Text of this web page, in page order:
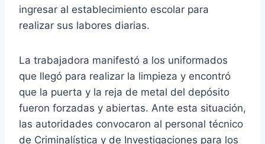
ingresar al establecimiento escolar para
realizar sus labores diarias.
La trabajadora manifestó a los uniformados
que llegó para realizar la limpieza y encontró
que la puerta y la reja de metal del depósito
fueron forzadas y abiertas. Ante esta situación,
las autoridades convocaron al personal técnico
de Criminalística y de Investigaciones para los